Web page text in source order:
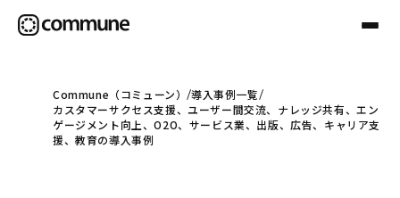
Communeについて
Commune（コミューン）
導入事例一覧
カスタマーサクセス支援、ユーザー間交流、ナレッジ共有、エン
ゲージメント向上、O2O、サービス業、出版、広告、キャリア支
援、教育の導入事例